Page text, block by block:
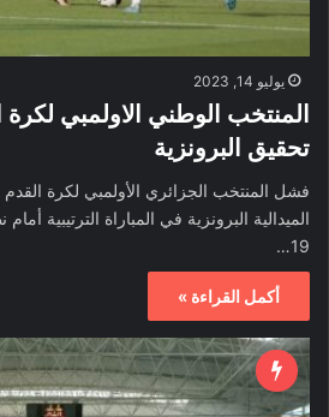
يوليو 14, 2023
المنتخب الوطني الاولمبي
تحقيق البرونزية
فشل المنتخب الجزائري الأولمبي لكرة
الميدالية البرونزية في المباراة الترتيبية
19…
أكمل القراءة »